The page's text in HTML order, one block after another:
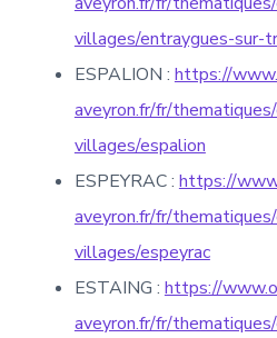
villages/entraygues-sur-
ESPALION : https://
aveyron.fr/fr/
villages/espalion
ESPEYRAC : https://
aveyron.fr/fr/
villages/espeyrac
ESTAING : https://
aveyron.fr/fr/